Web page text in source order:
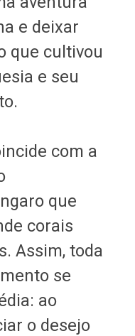
e deixar
que cultivou
e seu
com a
que
corais
Assim, toda
se
ao
o desejo